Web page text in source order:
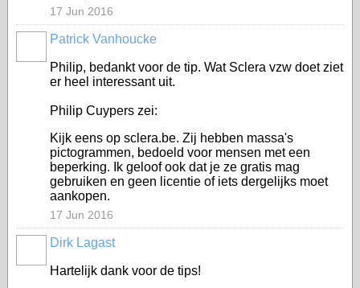
17 Jun 2016
Patrick Vanhoucke
Philip, bedankt voor de tip. Wat Sclera vzw doet ziet
er heel interessant uit.
Philip Cuypers zei:
Kijk eens op sclera.be. Zij hebben massa's
pictogrammen, bedoeld voor mensen met een
beperking. Ik geloof ook dat je ze gratis mag
gebruiken en geen licentie of iets dergelijks moet
aankopen.
17 Jun 2016
Dirk Lagast
Hartelijk dank voor de tips!